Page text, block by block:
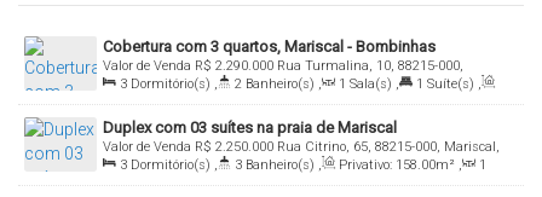
Cobertura com 3 quartos, Mariscal - Bombinhas
R$ 2.290.000
Valor de Venda
Rua Turmalina, 10, 88215-000,
Mariscal, Bombinhas, Santa Catarina, Brasil
3 Dormitório(s) , 2 Banheiro(s) , 1 Sala(s) , 1 Suíte(s) ,
Total: 224.00m² , 2 Vaga(s)
Duplex com 03 suítes na praia de Mariscal
R$ 2.250.000
Valor de Venda
Rua Citrino, 65, 88215-000, Mariscal,
Bombinhas, Santa Catarina, Brasil
3 Dormitório(s) , 3 Banheiro(s) , Privativo: 158.00m² ,
1
Sala(s) , 3 Suíte(s) , Total: 200.00m² , 2 Vaga(s)